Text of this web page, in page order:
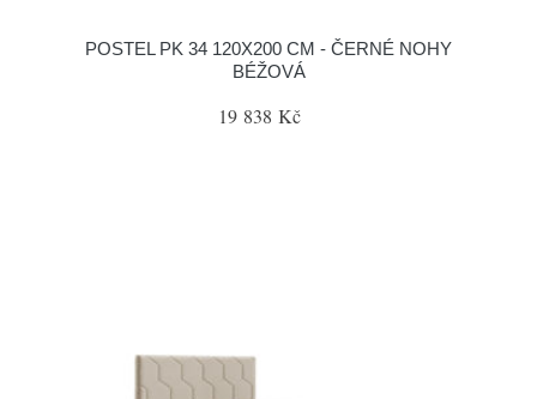
POSTEL PK 34 120X200 CM - ČERNÉ NOHY
BÉŽOVÁ
19 838 Kč